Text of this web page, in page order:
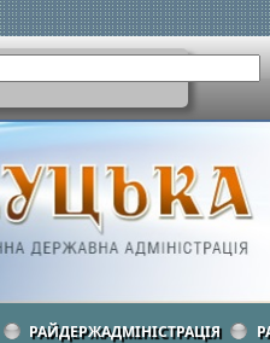
РАЙДЕРЖАДМІНІСТРАЦІЯ